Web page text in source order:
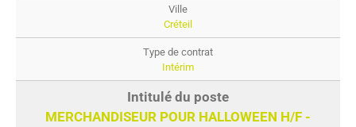
Créteil
Intérim
MERCHANDISEUR POUR HALLOWEEN H/F -